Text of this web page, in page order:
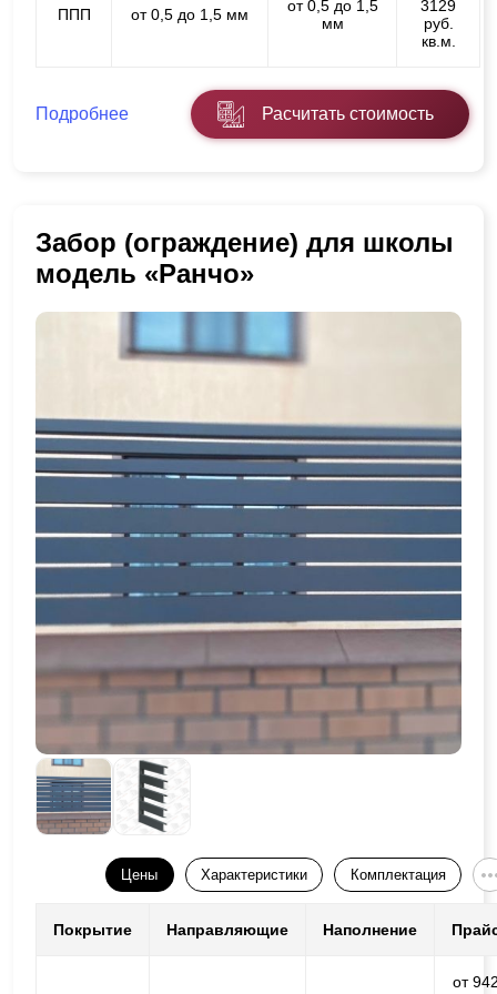
ППП от 0,5 до 1,5 мм
от 0,5 до 1,5
мм
3129
руб.
кв.м.
Подробнее Расчитать стоимость
Забор (ограждение) для школы
модель «Ранчо»
Цены Характеристики Комплектация
Покрытие Направляющие Наполнение
от